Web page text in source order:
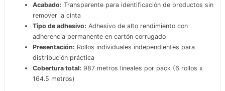
Acabado: Transparente para identificación de productos sin
remover la cinta
Tipo de adhesivo: Adhesivo de alto rendimiento con
adherencia permanente en cartón corrugado
Presentación: Rollos individuales independientes para
distribución práctica
Cobertura total: 987 metros lineales por pack (6 rollos x
164.5 metros)